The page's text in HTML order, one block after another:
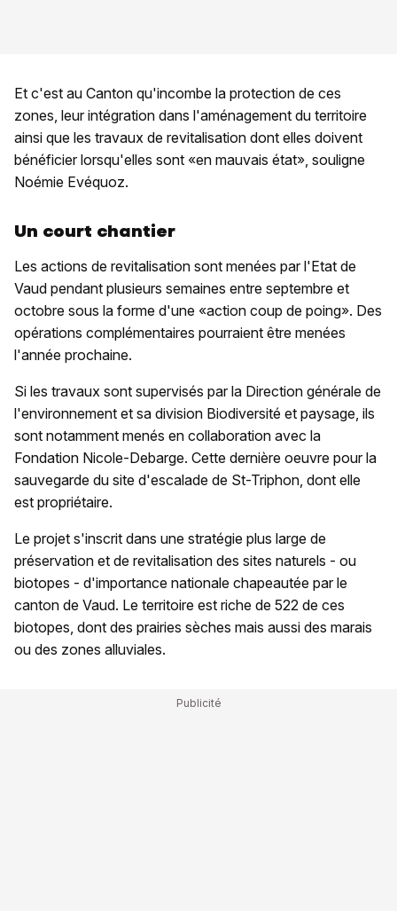
Et c'est au Canton qu'incombe la protection de ces
zones, leur intégration dans l'aménagement du territoire
ainsi que les travaux de revitalisation dont elles doivent
bénéficier lorsqu'elles sont «en mauvais état», souligne
Noémie Evéquoz.
Un court chantier
Les actions de revitalisation sont menées par l'Etat de
Vaud pendant plusieurs semaines entre septembre et
octobre sous la forme d'une «action coup de poing». Des
opérations complémentaires pourraient être menées
l'année prochaine.
Si les travaux sont supervisés par la Direction générale de
l'environnement et sa division Biodiversité et paysage, ils
sont notamment menés en collaboration avec la
Fondation Nicole-Debarge. Cette dernière oeuvre pour la
sauvegarde du site d'escalade de St-Triphon, dont elle
est propriétaire.
Le projet s'inscrit dans une stratégie plus large de
préservation et de revitalisation des sites naturels - ou
biotopes - d'importance nationale chapeautée par le
canton de Vaud. Le territoire est riche de 522 de ces
biotopes, dont des prairies sèches mais aussi des marais
ou des zones alluviales.